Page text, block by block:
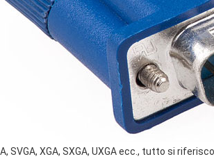
SVGA, XGA, SXGA, UXGA ecc., tutto si